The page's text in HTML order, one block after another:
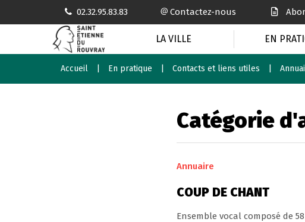
02.32.95.83.83 Contactez-nous
LA VILLE EN
Accueil En pratique Contacts et liens utiles
Catégorie
Annuaire
COUP DE CHANT
Ensemble vocal composé de